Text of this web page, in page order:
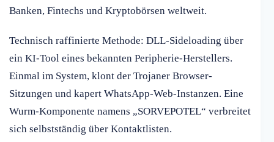
Banken, Fintechs und Kryptobörsen weltweit.
Technisch raffinierte Methode: DLL-Sideloading über
ein KI-Tool eines bekannten Peripherie-Herstellers.
Einmal im System, klont der Trojaner Browser-
Sitzungen und kapert WhatsApp-Web-Instanzen. Eine
Wurm-Komponente namens „SORVEPOTEL“ verbreitet
sich selbstständig über Kontaktlisten.